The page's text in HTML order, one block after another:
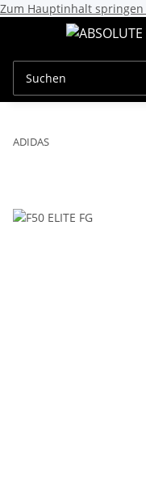
Zum Hauptinhalt springen
ADIDAS